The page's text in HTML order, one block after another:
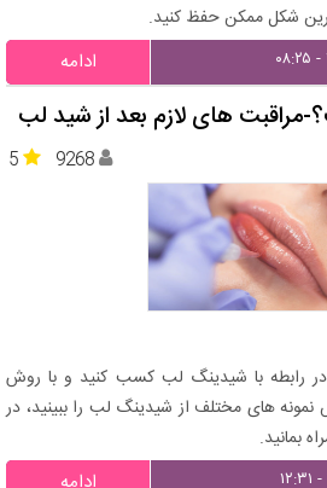
شکل ممکن حفظ کنید.
ادامه
های لازم بعد از شید لب
5 9268
در رابطه با شیدینگ لب کسب کنید و با روش
نمونه های مختلف از شیدینگ لب را ببینید، در
بمانید.